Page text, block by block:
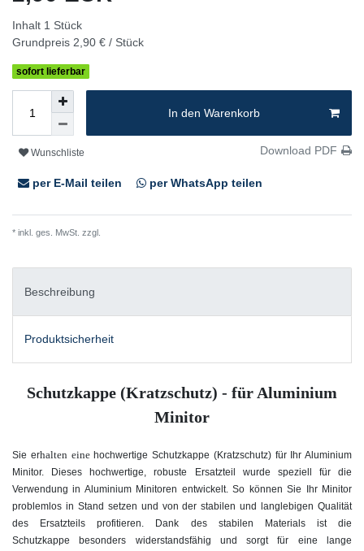
Inhalt 1 Stück
Grundpreis 2,90 € / Stück
sofort lieferbar
In den Warenkorb
Wunschliste Download PDF
per E-Mail teilen per WhatsApp teilen
* inkl. ges. MwSt. zzgl.
Beschreibung
Produktsicherheit
Schutzkappe (Kratzschutz) - für Aluminium
Minitor
Sie erhalten einehochwertige Schutzkappe (Kratzschutz) für Ihr Aluminium
Minitor. Dieses hochwertige, robuste Ersatzteil wurde speziell für die
Verwendung in Aluminium Minitoren entwickelt. So können Sie Ihr Minitor
problemlos in Stand setzen und von der stabilen und langlebigen Qualität
des Ersatzteils profitieren. Dank des stabilen Materials ist die
Schutzkappe besonders widerstandsfähig und sorgt für eine lange